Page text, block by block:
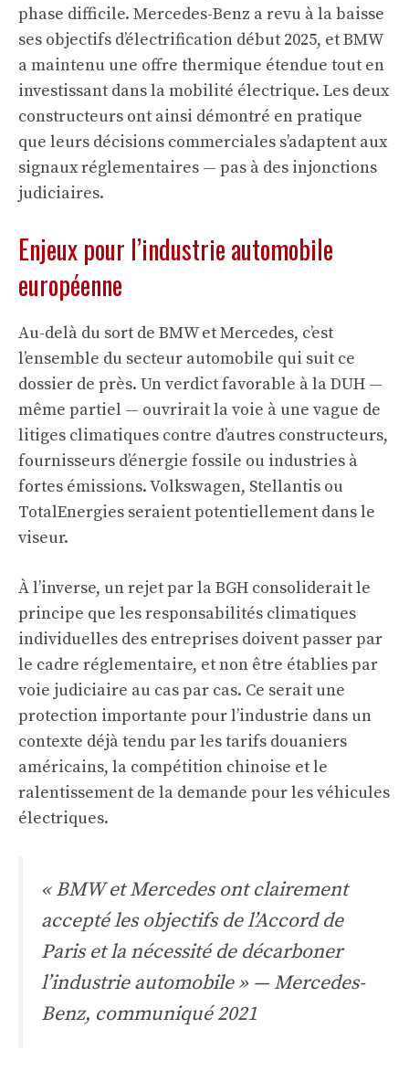
phase difficile. Mercedes-Benz a revu à la baisse
ses objectifs d’électrification début 2025, et BMW
a maintenu une offre thermique étendue tout en
investissant dans la mobilité électrique. Les deux
constructeurs ont ainsi démontré en pratique
que leurs décisions commerciales s’adaptent aux
signaux réglementaires — pas à des injonctions
judiciaires.
Enjeux pour l’industrie automobile
européenne
Au-delà du sort de BMW et Mercedes, c’est
l’ensemble du secteur automobile qui suit ce
dossier de près. Un verdict favorable à la DUH —
même partiel — ouvrirait la voie à une vague de
litiges climatiques contre d’autres constructeurs,
fournisseurs d’énergie fossile ou industries à
fortes émissions. Volkswagen, Stellantis ou
TotalEnergies seraient potentiellement dans le
viseur.
À l’inverse, un rejet par la BGH consoliderait le
principe que les responsabilités climatiques
individuelles des entreprises doivent passer par
le cadre réglementaire, et non être établies par
voie judiciaire au cas par cas. Ce serait une
protection importante pour l’industrie dans un
contexte déjà tendu par les tarifs douaniers
américains, la compétition chinoise et le
ralentissement de la demande pour les véhicules
électriques.
« BMW et Mercedes ont clairement
accepté les objectifs de l’Accord de
Paris et la nécessité de décarboner
l’industrie automobile »— Mercedes-
Benz, communiqué 2021